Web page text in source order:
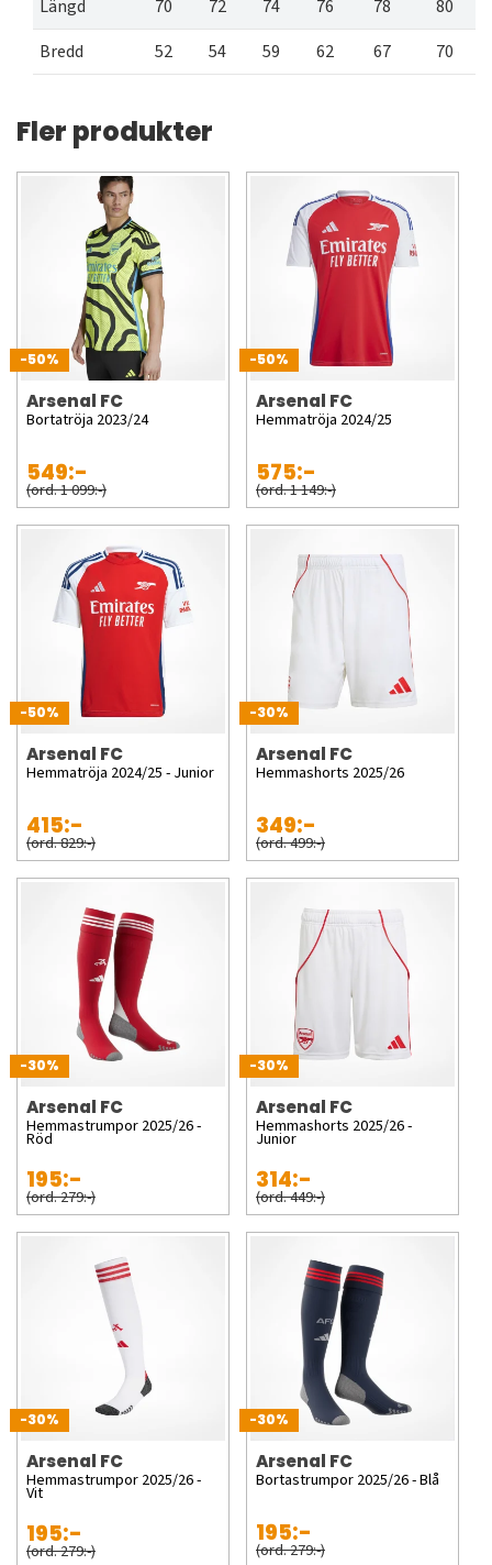
Längd 70 72 74 76 78
80
Bredd
52 54 59 62 67 70
Fler produkter
-50%
Arsenal FC
Bortatröja 2023/24
549:-
(ord. 1 099:-)
-50%
Arsenal FC
Hemmatröja 2024/25
575:-
(ord. 1 149:-)
-50%
Arsenal FC
Hemmatröja 2024/25 - Junior
415:-
(ord. 829:-)
-30%
Arsenal FC
Hemmashorts 2025/26
349:-
(ord. 499:-)
-30%
Arsenal FC
Hemmastrumpor 2025/26 -
Röd
195:-
(ord. 279:-)
-30%
Arsenal FC
Hemmashorts 2025/26 -
Junior
314:-
(ord. 449:-)
-30%
Arsenal FC
Hemmastrumpor 2025/26 -
Vit
195:-
(ord. 279:-)
-30%
Arsenal FC
Bortastrumpor 2025/26 - Blå
195:-
(ord. 279:-)